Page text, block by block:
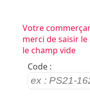
Votre
merci de saisir
le champ vide
Code :